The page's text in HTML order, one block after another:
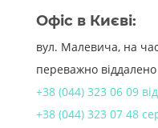
Офіс в Києві:
вул. Малевича, на
переважно віддалено
+38 (044) 323 06 09
+38 (044) 323 07 48